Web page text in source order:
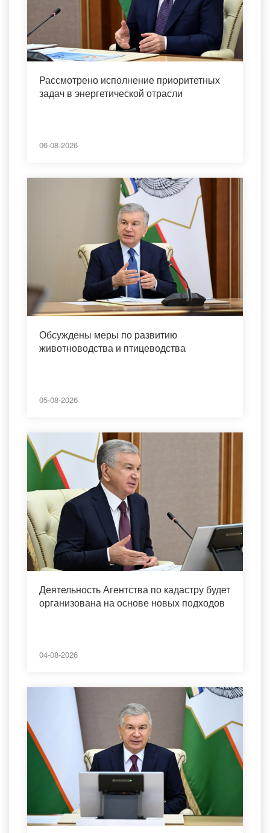
Рассмотрено исполнение приоритетных
задач в энергетической отрасли
06-08-2026
Обсуждены меры по развитию
животноводства и птицеводства
05-08-2026
Деятельность Агентства по кадастру будет
организована на основе новых подходов
04-08-2026